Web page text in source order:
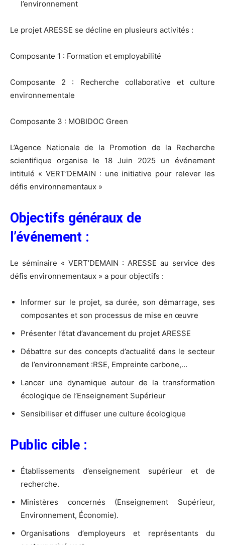
l’environnement
Le projet ARESSE se décline en plusieurs activités :
Composante 1 : Formation et employabilité
Composante 2 : Recherche collaborative et culture
environnementale
Composante 3 : MOBIDOC Green
L’Agence Nationale de la Promotion de la Recherche
scientifique organise le 18 Juin 2025 un événement
intitulé « VERT’DEMAIN : une initiative pour relever les
défis environnementaux »
Objectifs généraux de
l’événement :
Le séminaire « VERT’DEMAIN : ARESSE au service des
défis environnementaux » a pour objectifs :
Informer sur le projet, sa durée, son démarrage, ses
composantes et son processus de mise en œuvre
Présenter l’état d’avancement du projet ARESSE
Débattre sur des concepts d’actualité dans le secteur
de l’environnement :RSE, Empreinte carbone,…
Lancer une dynamique autour de la transformation
écologique de l’Enseignement Supérieur
Sensibiliser et diffuser une culture écologique
Public cible :
Établissements d’enseignement supérieur et de
recherche.
Ministères concernés (Enseignement Supérieur,
Environnement, Économie).
Organisations d’employeurs et représentants du